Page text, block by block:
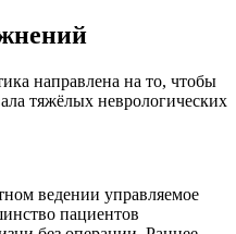
направлена на то, чтобы
тяжёлых неврологических
ведении управляемое
пациентов